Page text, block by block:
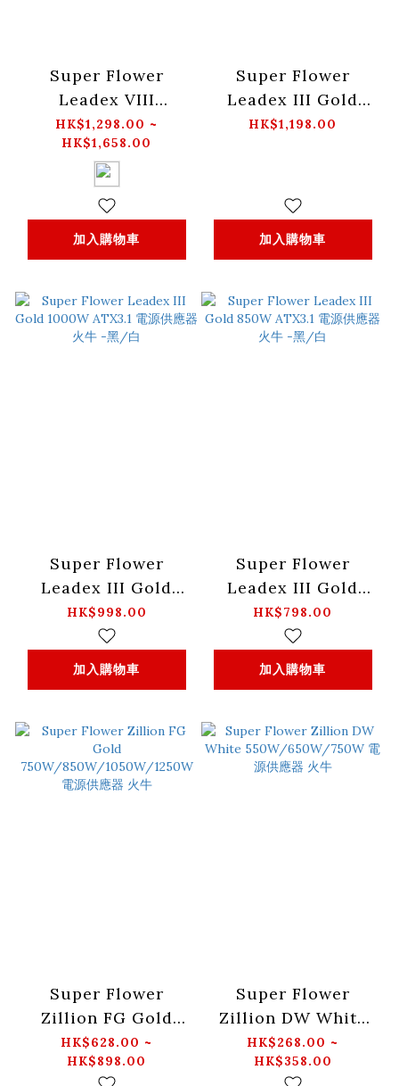
Super Flower
Leadex VIII
Platinum Pro
ATX3.1
850W/1000W/1200W
-黑色 火牛
HK$1,298.00 ~
HK$1,658.00
加入購物車
Super Flower
Leadex III Gold
1300W ATX3.1 電源
HK$1,198.00
加入購物車
Super Flower
Leadex III Gold
1000W ATX3.1 電源
供應器 火牛 -黑/白
HK$998.00
加入購物車
Super Flower
Leadex III Gold
850W ATX3.1 電源供
應器 火牛 -黑/白
HK$798.00
加入購物車
Super Flower
Zillion FG Gold
750W/850W/1050W/1250W
電源供應器 火牛
HK$628.00 ~
HK$898.00
Super Flower
Zillion DW White
550W/650W/750W
電源供應器 火牛
HK$268.00 ~
HK$358.00